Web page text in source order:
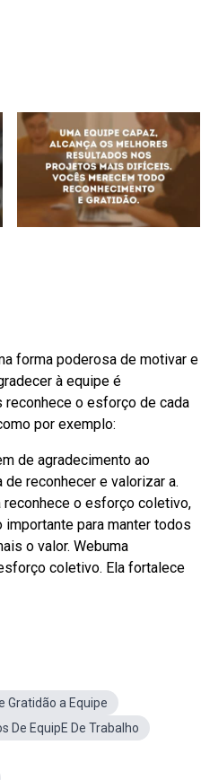
forma poderosa de motivar e
à equipe é
reconhece o esforço de cada
por exemplo:
de agradecimento ao
reconhecer e valorizar a.
reconhece o esforço coletivo,
para manter todos
o valor. Webuma
coletivo. Ela fortalece
Gratidão a Equipe
De EquipE De Trabalho